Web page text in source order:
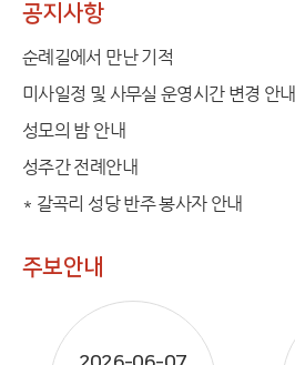
공지사항
순례길에서 만난 기적
미사일정 및 사무실 운영시간 변경 안내
성모의 밤 안내
성주간 전례안내
* 갈곡리 성당 반주 봉사자 안내
주보안내